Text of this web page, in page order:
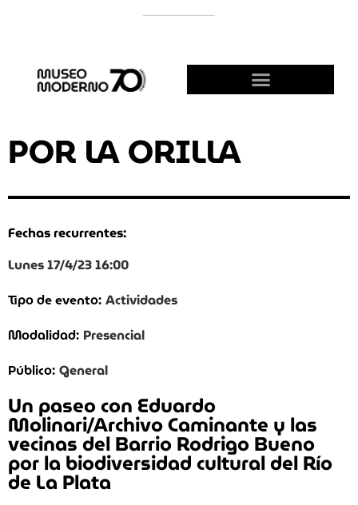
POR LA ORILLA
Fechas recurrentes:
Lunes 17/4/23 16:00
Tipo de evento: Actividades
Modalidad: Presencial
Público: General
Un paseo con Eduardo
Molinari/Archivo Caminante y las
vecinas del Barrio Rodrigo Bueno
por la biodiversidad cultural del Río
de La Plata